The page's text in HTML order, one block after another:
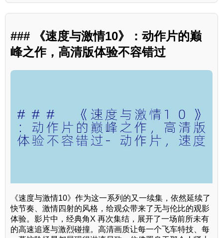
### 《速度与激情10》：动作片的巅
峰之作，高清版体验不容错过
《速度与激情10》作为这一系列的又一续集，依然延续了
快节奏、激情四射的风格，给观众带来了无与伦比的观影
体验。影片中，经典角X 再次集结，展开了一场前所未有
的高速追逐与激烈碰撞。高清画质让每一个飞车特技、每